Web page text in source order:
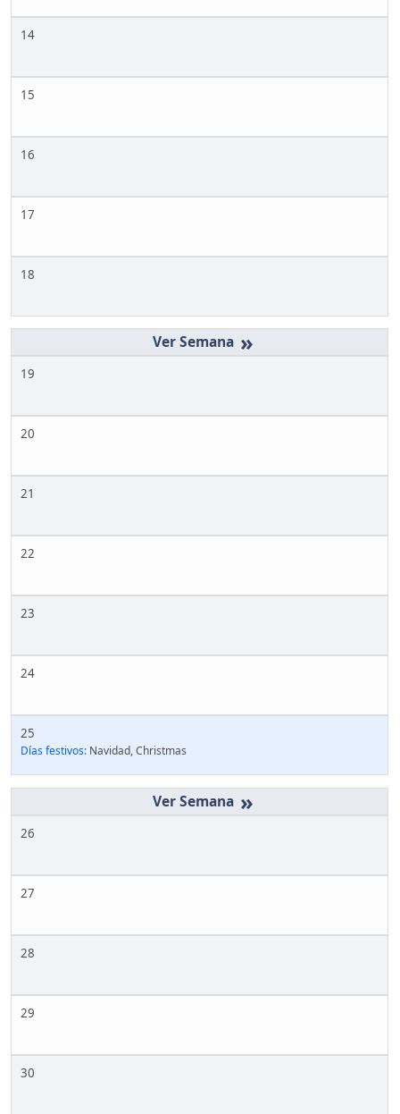
14
15
16
17
18
»
19
20
21
22
23
24
25
Días festivos: Navidad, Christmas
»
26
27
28
29
30